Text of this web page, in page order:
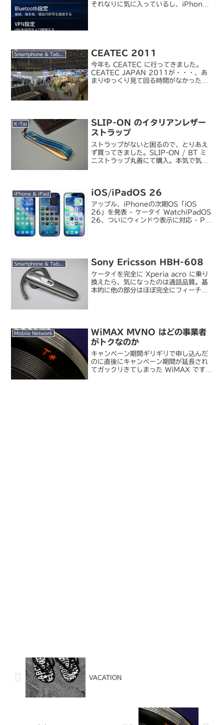
それなりに気に入っているし、iPhone
CEATEC 2011
今年も CEATEC に行ってきました。
CEATEC JAPAN 2011が・・・、あ
まりゆっくり見て回る時間がなかったの
K-Tai
SLIP-ON のイタリアンレザー
ストラップ
ストラップがないと困るので、とりあえ
ず買ってきました。SLIP-ON / BT ミ
ニストラップ丸善にて購入。本気で気に
トには...
iPhone & iPad iOS/iPadOS 26
アップル、iPhoneの次期OS「iOS
26」を発表 - ケータイ WatchiPadOS
26、ついにウィンドウ表示に対応 - PC
Sony Ericsson HBH-608
ケータイを完全に Xperia acro に乗り
換えたら、気になったのは通話品質。基
本的に他の部分はほぼ完全にフィーチャ
Mobile Network
WiMAX MVNO はどの事業者
がトクなのか
キャンペーン期間ギリギリで申し込んだ
のに直後にキャンペーン期間が延長され
てガックリきてしまった WiMAX です
VACATION